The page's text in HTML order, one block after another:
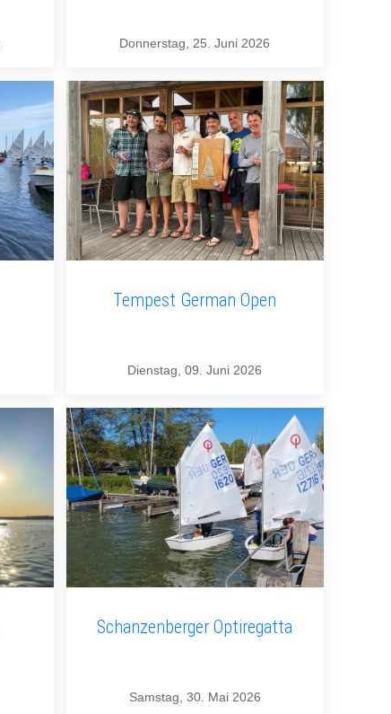
Donnerstag, 25. Juni 2026
Tempest German Open
Dienstag, 09. Juni 2026
Schanzenberger Optiregatta
Samstag, 30. Mai 2026